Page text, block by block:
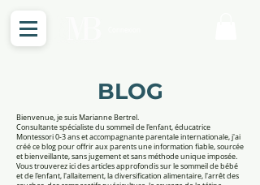
BLOG
Bienvenue, je suis Marianne Bertrel.
Consultante spécialiste du sommeil de l'enfant, éducatrice
Montessori 0-3 ans et accompagnante parentale internationale, j'ai
créé ce blog pour offrir aux parents une information fiable, sourcée
et bienveillante, sans jugement et sans méthode unique imposée.
Vous trouverez ici des articles approfondis sur le sommeil de bébé
et de l'enfant, l'allaitement, la diversification alimentaire, l'arrêt des